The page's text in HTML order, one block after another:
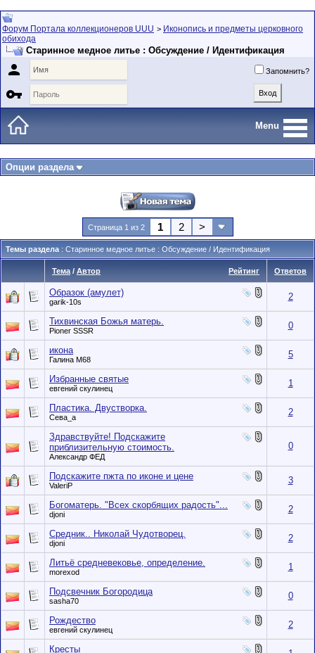
Форум Портала коллекционеров UUU > Иконопись и предметы церковного
обихода
Старинное медное литье : Обсуждение / Идентификация
 Запомнить?

Menu
Опции раздела
Страница 1 из 2 1 2 >
Темы раздела : Старинное медное литье : Обсуждение / Идентификация
Рейтинг
Тема / Автор Ответов
Образок (амулет)
garik-10s 2
Тихвинская Божья матерь.
Pioner SSSR 0
икона
Галина М68 5
Избранные святые
евгений скулинец 1
Пластика. Двустворка.
Сева_а 2
Здравствуйте! Подскажите
приблизительную стоимость.
Александр ФЕД
0
Подскажите пжта по иконе и цене
ValeriP 3
Богоматерь. "Всех скорбящих радость"...
djoni 2
Средник.. Николай Чудотворец.
djoni 2
Литьё средневековье, определение.
morexod 1
Подсвечник Богородица
sasha70 0
Рождество
евгений скулинец 2
Кресты